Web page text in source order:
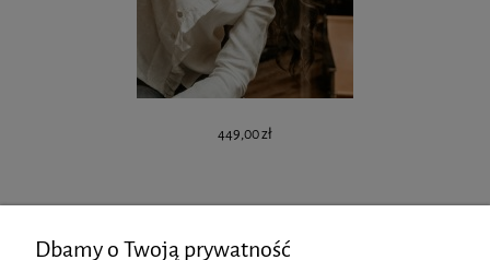
449,00 zł
Dbamy o Twoją prywatność